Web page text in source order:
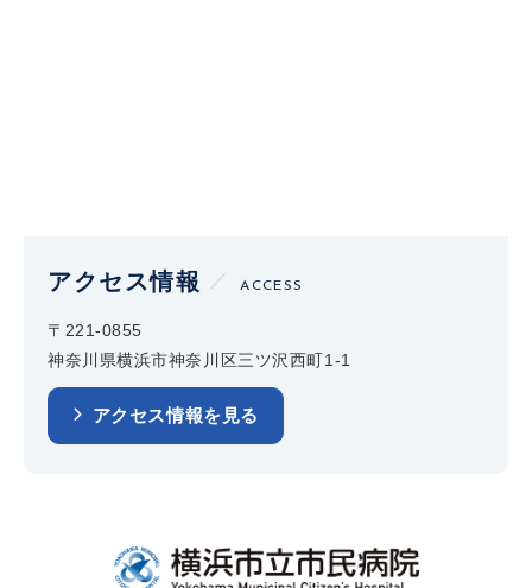
アクセス情報 ACCESS
〒221-0855
神奈川県横浜市神奈川区三ツ沢西町1-1
アクセス情報を見る